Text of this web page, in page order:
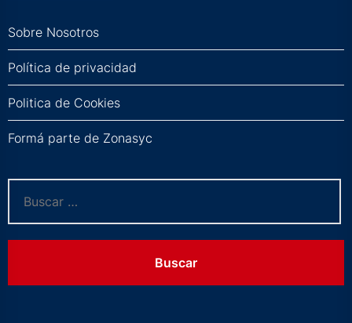
Sobre Nosotros
Política de privacidad
Politica de Cookies
Formá parte de Zonasyc